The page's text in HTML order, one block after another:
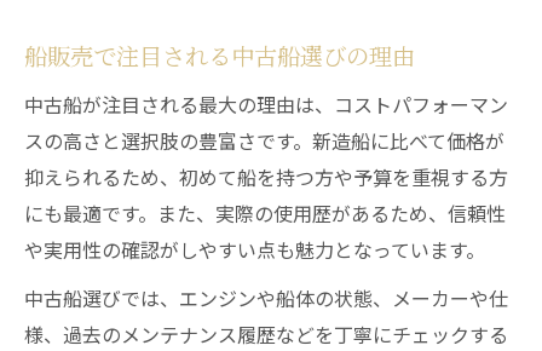
船販売で注目される中古船選びの理由
中古船が注目される最大の理由は、コストパフォーマン
スの高さと選択肢の豊富さです。新造船に比べて価格が
抑えられるため、初めて船を持つ方や予算を重視する方
にも最適です。また、実際の使用歴があるため、信頼性
や実用性の確認がしやすい点も魅力となっています。
中古船選びでは、エンジンや船体の状態、メーカーや仕
様、過去のメンテナンス履歴などを丁寧にチェックする